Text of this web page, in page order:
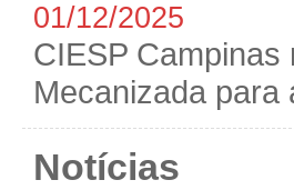
01/12/2025
CIESP Campinas
Mecanizada para
Notícias